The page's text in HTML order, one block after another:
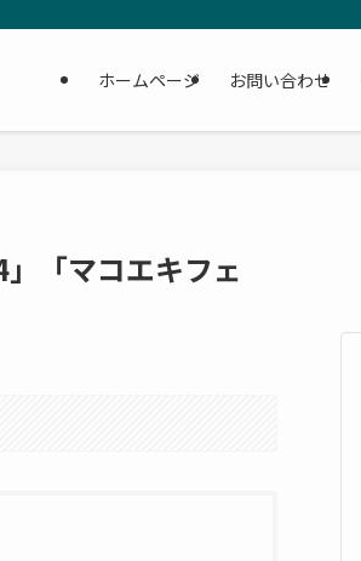
ホームページ お問い合わせ
「マコエキフェ